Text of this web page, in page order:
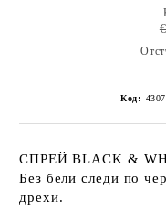
Код: 4307
СПРЕЙ BLACK &
Без бели следи по
дрехи.